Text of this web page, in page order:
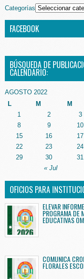
Categorías
FACEBOOK
BÚSQUEDA DE
CALENDARIO:
AGOSTO 2022
L
M M
« Jul
1 2 3
8
9 10
15
16 17
22
23 24
29
30 31
OFICIOS PARA
ELEVAR
PROGRAMA DE
EDUCATIVAS
COMUNICA
FLORALES